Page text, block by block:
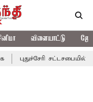
விளையாட்டு
சட்டசபையில் வரும்